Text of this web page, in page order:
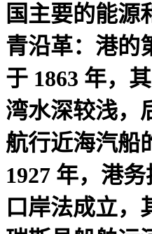
国主要的能源
青沿革：港的
于 1863 年，
湾水深较浅，
航行近海汽船
1927 年，港
口岸法成立，